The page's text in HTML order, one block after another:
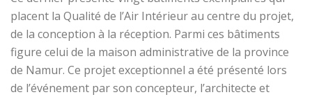
placent la Qualité de l’Air Intérieur au centre du projet,
de la conception à la réception. Parmi ces bâtiments
figure celui de la maison administrative de la province
de Namur. Ce projet exceptionnel a été présenté lors
de l’événement par son concepteur, l’architecte et